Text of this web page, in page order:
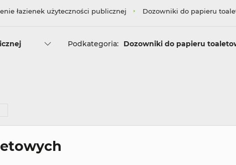
łazienek użyteczności publicznej Dozowniki do papieru
Podkategoria: Dozowniki do papieru